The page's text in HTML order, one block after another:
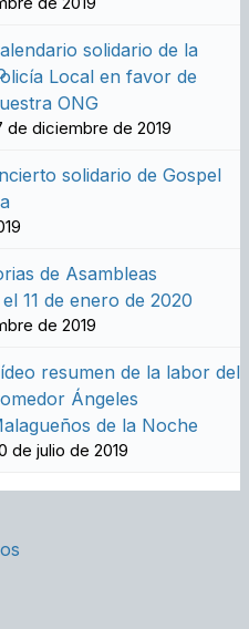
solidario de la
Local en favor de
ONG
de diciembre de 2019
solidario de Gospel
de Asambleas
11 de enero de 2020
de 2019
resumen de la labor del
Ángeles
de la Noche
de julio de 2019